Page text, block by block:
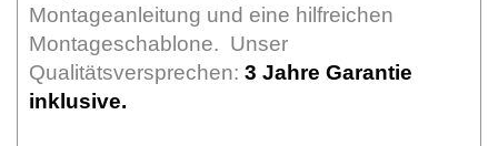
Montageanleitung und eine hilfreichen
Montageschablone. Unser
Qualitätsversprechen: 3 Jahre Garantie
inklusive.